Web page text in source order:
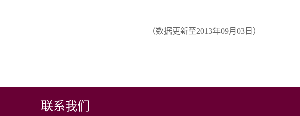
（数据更新至2013年09月03日）
联系我们